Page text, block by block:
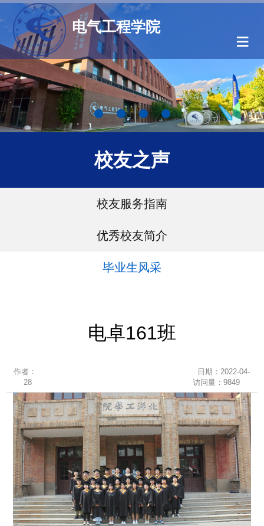
电气工程学院
≡
校友之声
校友服务指南
优秀校友简介
毕业生风采
电卓161班
作者：
日期：2022-04-
28
访问量：9849